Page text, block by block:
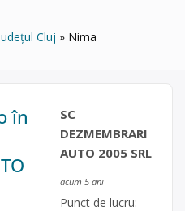
Cluj Nima
în
SC
DEZMEMBRARI
AUTO 2005 SRL
acum 5 ani
Punct de lucru: